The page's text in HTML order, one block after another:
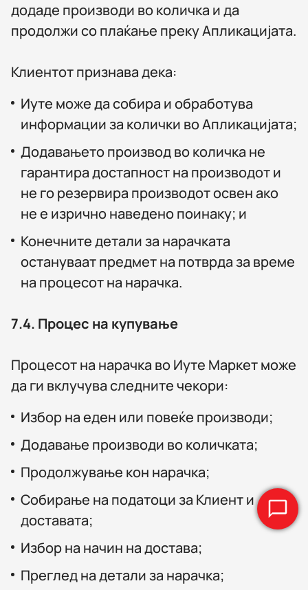
додаде производи во количка и да
продолжи со плаќање преку Апликацијата.
Клиентот признава дека:
Иуте може да собира и обработува
информации за колички во Апликацијата;
Додавањето производ во количка не
гарантира достапност на производот и
не го резервира производот освен ако
не е изрично наведено поинаку; и
Конечните детали за нарачката
остануваат предмет на потврда за време
на процесот на нарачка.
7.4. Процес на купување
Процесот на нарачка во Иуте Маркет може
да ги вклучува следните чекори:
Избор на еден или повеќе производи;
Додавање производи во количката;
Продолжување кон нарачка;
Собирање на податоци за Клиент и
доставата;
Избор на начин на достава;
Преглед на детали за нарачка;